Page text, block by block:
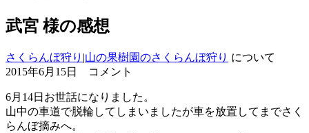
武宮 様の感想
さくらんぼ狩り |山の果樹園のさくらんぼ狩り について
2015年6月15日 コメント
6月14日お世話になりました。
山中の車道で脱輪してしまいましたが車を放置してまでさく
らんぼ摘みへ。